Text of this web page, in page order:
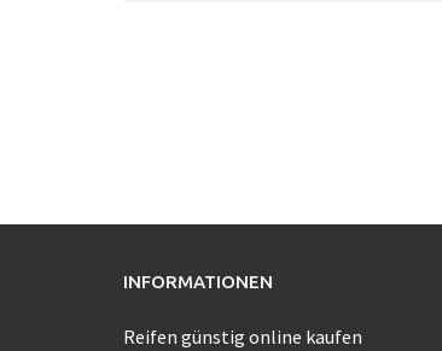
INFORMATIONEN
Reifen günstig online kaufen